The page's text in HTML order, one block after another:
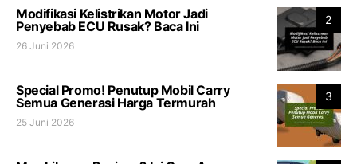
2
Modifikasi Kelistrikan Motor Jadi
Penyebab ECU Rusak? Baca Ini
26 Juni 2026
3
Special Promo! Penutup Mobil Carry
Semua Generasi Harga Termurah
25 Juni 2026